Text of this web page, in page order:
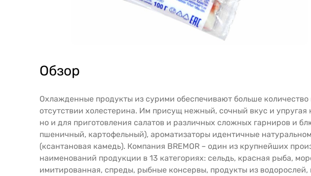
Обзор
Охлажденные продукты из сурими обеспечивают больше
отсутствии холестерина. Им присущ нежный, сочный вкус и
но и для приготовления салатов и различных сложных гарниров и
пшеничный, картофельный), ароматизаторы идентичные
(ксантановая камедь). Компания BREMOR – один из крупнейших
наименований продукции в 13 категориях: сельдь, красная рыба,
имитированная, спреды, рыбные консервы, продукты из